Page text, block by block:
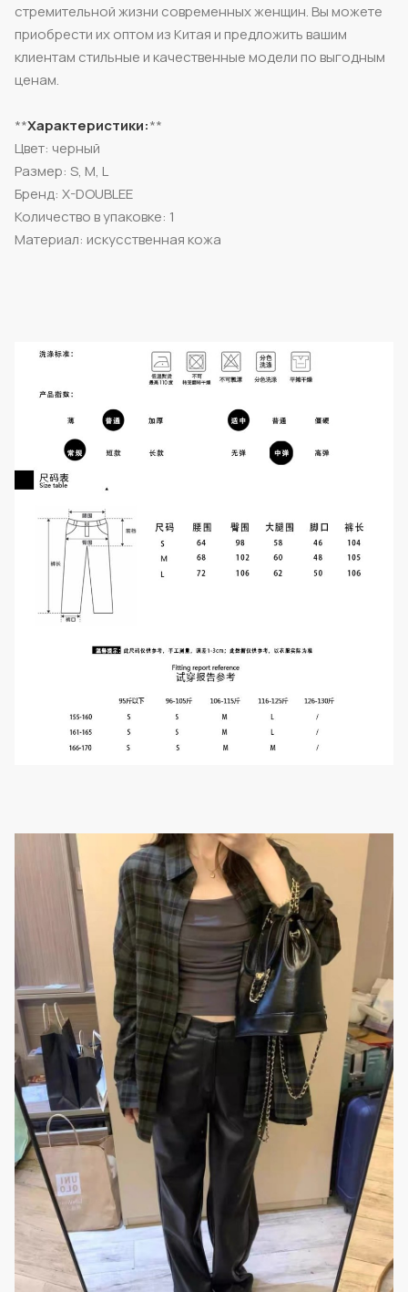
стремительной жизни современных женщин. Вы можете
приобрести их оптом из Китая и предложить вашим
клиентам стильные и качественные модели по выгодным
ценам.
**Характеристики:**
Цвет: черный
Размер: S, M, L
Бренд: X-DOUBLEE
Количество в упаковке: 1
Материал: искусственная кожа